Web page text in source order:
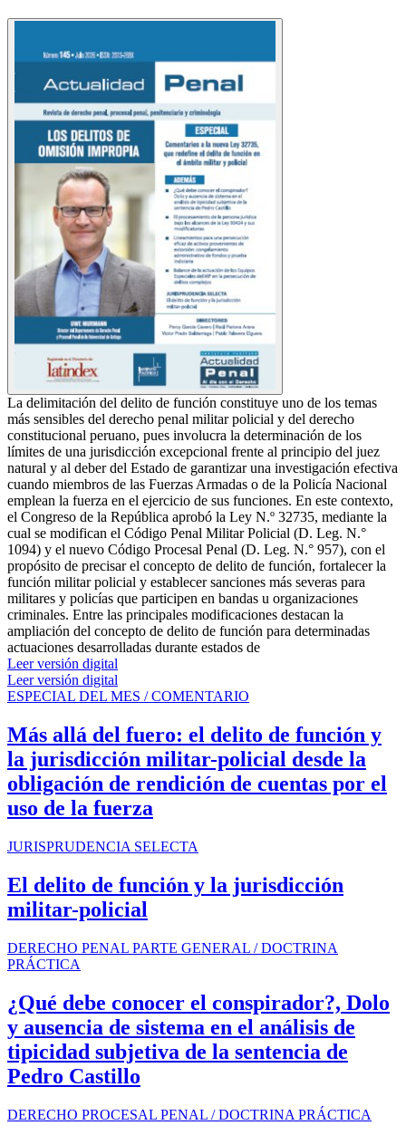
La delimitación del delito de función constituye uno de los temas
más sensibles del derecho penal militar policial y del derecho
constitucional peruano, pues involucra la determinación de los
límites de una jurisdicción excepcional frente al principio del juez
natural y al deber del Estado de garantizar una investigación efectiva
cuando miembros de las Fuerzas Armadas o de la Policía Nacional
emplean la fuerza en el ejercicio de sus funciones. En este contexto,
el Congreso de la República aprobó la Ley N.º 32735, mediante la
cual se modifican el Código Penal Militar Policial (D. Leg. N.°
1094) y el nuevo Código Procesal Penal (D. Leg. N.° 957), con el
propósito de precisar el concepto de delito de función, fortalecer la
función militar policial y establecer sanciones más severas para
militares y policías que participen en bandas u organizaciones
criminales. Entre las principales modificaciones destacan la
ampliación del concepto de delito de función para determinadas
actuaciones desarrolladas durante estados de
Leer versión digital
Leer versión digital
ESPECIAL DEL MES / COMENTARIO
Más allá del fuero: el delito de función y
la jurisdicción militar-policial desde la
obligación de rendición de cuentas por el
uso de la fuerza
JURISPRUDENCIA SELECTA
El delito de función y la jurisdicción
militar-policial
DERECHO PENAL PARTE GENERAL / DOCTRINA
PRÁCTICA
¿Qué debe conocer el conspirador?, Dolo
y ausencia de sistema en el análisis de
tipicidad subjetiva de la sentencia de
Pedro Castillo
DERECHO PROCESAL PENAL / DOCTRINA PRÁCTICA